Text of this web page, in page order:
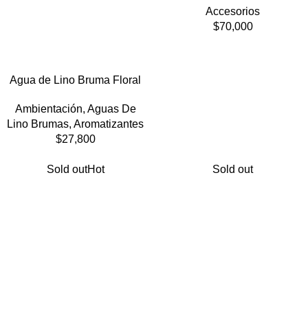
Agua de Lino Bruma Floral
Ambientación, Aguas De
Lino Brumas, Aromatizantes
$27,800
Accesorios
$70,000
Sold outHot Sold out